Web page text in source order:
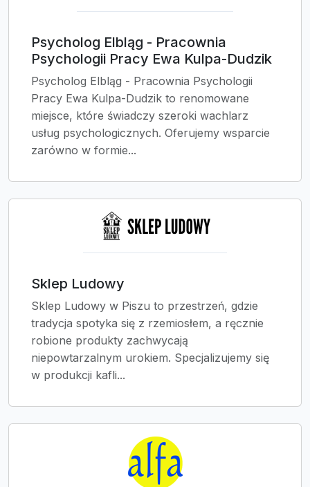
Psycholog Elbląg - Pracownia
Psychologii Pracy Ewa Kulpa-Dudzik
Psycholog Elbląg - Pracownia Psychologii
Pracy Ewa Kulpa-Dudzik to renomowane
miejsce, które świadczy szeroki wachlarz
usług psychologicznych. Oferujemy wsparcie
zarówno w formie...
Sklep Ludowy
Sklep Ludowy w Piszu to przestrzeń, gdzie
tradycja spotyka się z rzemiosłem, a ręcznie
robione produkty zachwycają
niepowtarzalnym urokiem. Specjalizujemy się
w produkcji kafli...